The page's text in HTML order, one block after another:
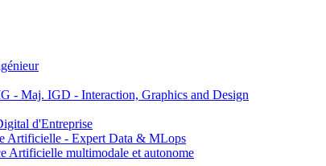
- Maj. IGD - Interaction, Graphics and Design
d'Entreprise
Artificielle - Expert Data & MLops
Artificielle multimodale et autonome